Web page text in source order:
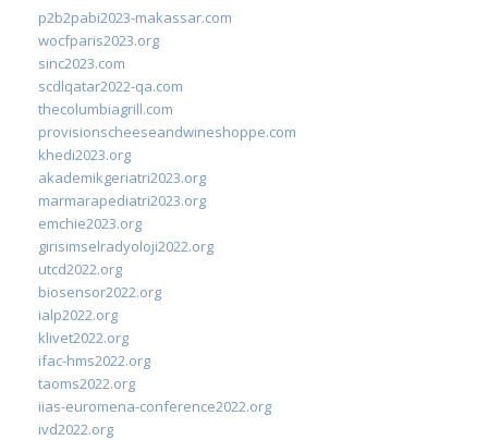
p2b2pabi2023-makassar.com
wocfparis2023.org
sinc2023.com
scdlqatar2022-qa.com
thecolumbiagrill.com
provisionscheeseandwineshoppe.com
khedi2023.org
akademikgeriatri2023.org
marmarapediatri2023.org
emchie2023.org
girisimselradyoloji2022.org
utcd2022.org
biosensor2022.org
ialp2022.org
klivet2022.org
ifac-hms2022.org
taoms2022.org
iias-euromena-conference2022.org
ivd2022.org